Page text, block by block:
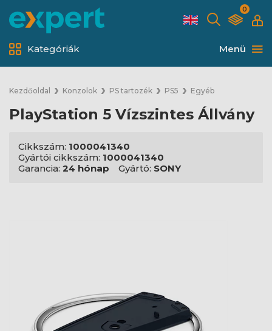
0
Menü
Kategóriák
Kezdőoldal Konzolok PS tartozék PS5 Egyéb
PlayStation 5 Vízszintes Állvány
Cikkszám: 1000041340
Gyártói cikkszám: 1000041340
Garancia: 24 hónap Gyártó: SONY